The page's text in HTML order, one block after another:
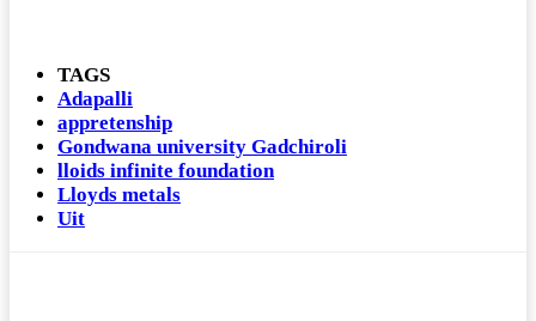
TAGS
Adapalli
appretenship
Gondwana university Gadchiroli
lloids infinite foundation
Lloyds metals
Uit